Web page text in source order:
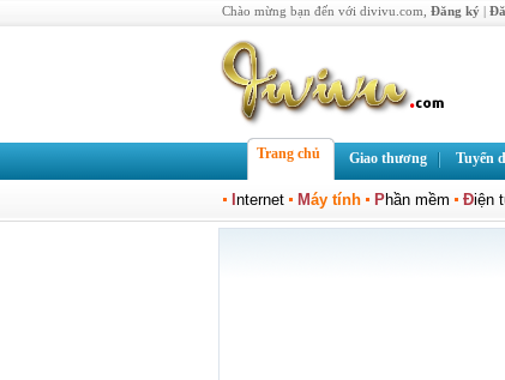
Chào mừng bạn đến với divivu.com, Đăng ký |
Trang chủ Giao thương Tuyển
nternet Máy tính Phần mềm Điện